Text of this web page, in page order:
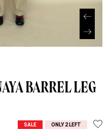
BARREL LEG
SALE ONLY 2 LEFT